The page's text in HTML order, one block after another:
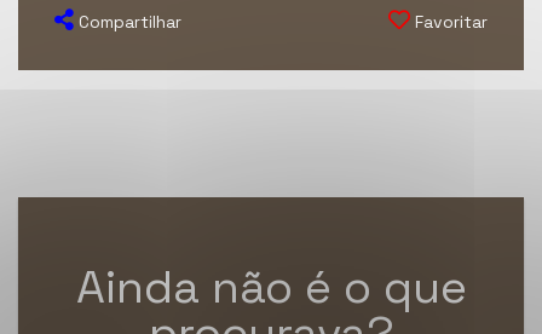
Compartilhar Favoritar
Ainda não é o que